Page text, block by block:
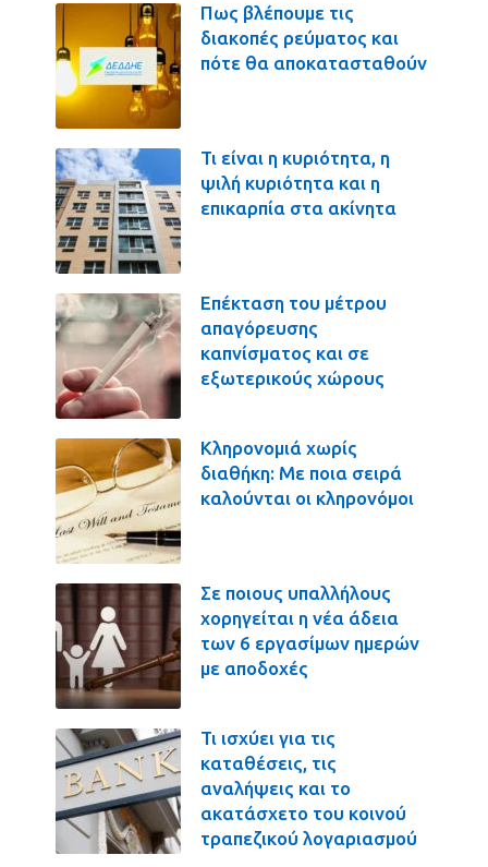
Πως βλέπουμε τις
διακοπές ρεύματος και
πότε θα αποκατασταθούν
Τι είναι η κυριότητα, η
ψιλή κυριότητα και η
επικαρπία στα ακίνητα
Επέκταση του μέτρου
απαγόρευσης
καπνίσματος και σε
εξωτερικούς χώρους
Κληρονομιά χωρίς
διαθήκη: Με ποια σειρά
καλούνται οι κληρονόμοι
Σε ποιους υπαλλήλους
χορηγείται η νέα άδεια
των 6 εργασίμων ημερών
με αποδοχές
Τι ισχύει για τις
καταθέσεις, τις
αναλήψεις και το
ακατάσχετο του κοινού
τραπεζικού λογαριασμού